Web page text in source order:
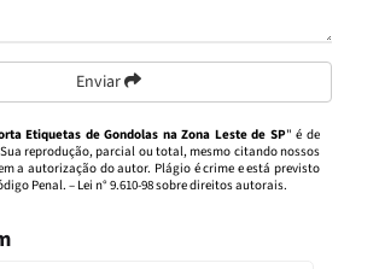
Enviar
Etiquetas de Gondolas na Zona Leste de SP" é de
reprodução, parcial ou total, mesmo citando nossos
a autorização do autor. Plágio é crime e está previsto
Penal. – Lei n° 9.610-98 sobre direitos autorais.